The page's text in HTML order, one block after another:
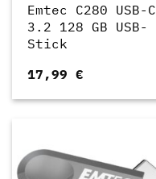
Emtec C280 USB-C
3.2 128 GB USB-
Stick
17,99€